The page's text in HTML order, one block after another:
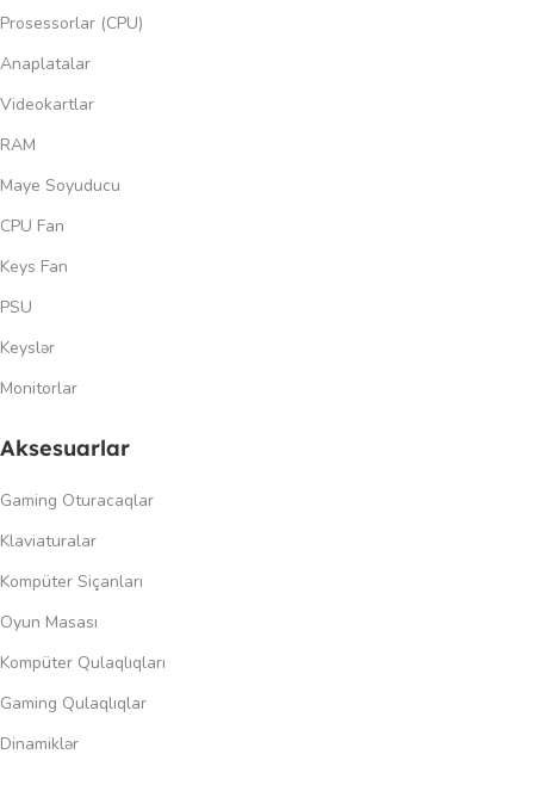
Prosessorlar (CPU)
Anaplatalar
Videokartlar
RAM
Maye Soyuducu
CPU Fan
Keys Fan
PSU
Keyslər
Monitorlar
Aksesuarlar
Gaming Oturacaqlar
Klaviaturalar
Kompüter Siçanları
Oyun Masası
Kompüter Qulaqlıqları
Gaming Qulaqlıqlar
Dinamiklər